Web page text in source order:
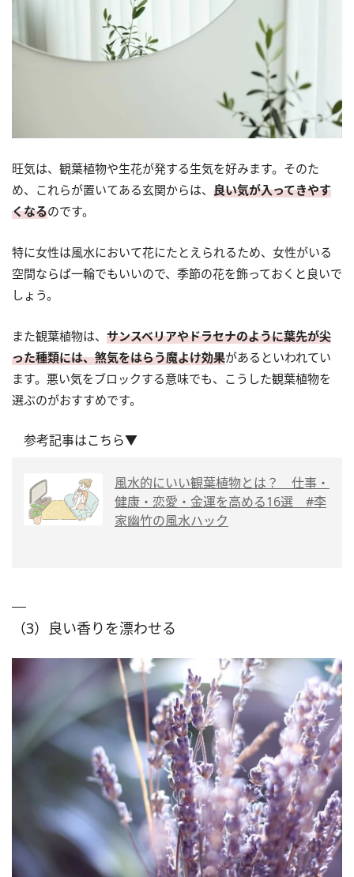
旺気は、観葉植物や生花が発する生気を好みます。そのた
め、これらが置いてある玄関からは、 良い気が入ってきやす
くなるのです。
特に女性は風水において花にたとえられるため、女性がいる
空間ならば一輪でもいいので、季節の花を飾っておくと良いで
しょう。
また観葉植物は、 サンスベリアやドラセナのように葉先が尖
った種類には、煞気をはらう魔よけ効果があるといわれてい
ます。悪い気をブロックする意味でも、こうした観葉植物を
選ぶのがおすすめです。
参考記事はこちら▼
風水的にいい観葉植物とは？ 仕事・
健康・恋愛・金運を高める16選 #李
家幽竹の風水ハック
（3）良い香りを漂わせる